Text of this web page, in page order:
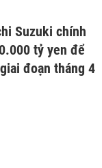
Suzuki chính
tỷ yen để
đoạn tháng 4